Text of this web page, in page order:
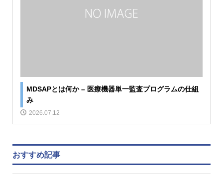
MDSAPとは何か – 医療機器単一監査プログラムの仕組
み
2026.07.12
おすすめ記事